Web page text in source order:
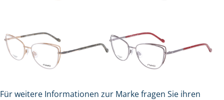
Für weitere Informationen zur Marke fragen Sie ihren